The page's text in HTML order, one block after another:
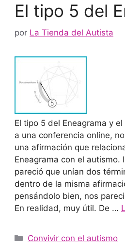
El tipo 5 del
por La Tienda del Autista
El tipo 5 del Eneagrama y
a una conferencia online,
una afirmación que
Eneagrama con el autismo.
pareció que unían dos
dentro de la misma
pensándolo bien, nos
En realidad, muy útil. De …
Convivir con el autismo